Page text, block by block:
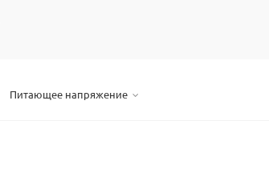
Питающее напряжение